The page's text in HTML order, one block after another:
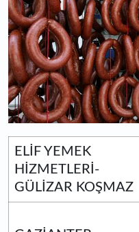
ELİF YEMEK
HİZMETLERİ-
GÜLİZAR KOŞMAZ